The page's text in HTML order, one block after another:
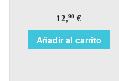
12,90 €
Añadir al carrito